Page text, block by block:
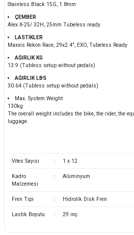
Stainless Black 15G, 1.8mm
ÇEMBER
Alex X-25/ 32H, 25mm Tubeless ready
LASTİKLER
Maxxis Rekon Race, 29x2.4", EXO, Tubeless Ready
AĞIRLIK KG
13.9 (Tubless setup without pedals)
AĞIRLIK LBS
30.64 (Tubless setup without pedals)
Max. System Weight
130kg
The overall weight includes the bike, the rider, the
luggage.
Vites Sayısı : 1 x 12
Kadro
Malzemesi
: Alüminyum
Fren Tipi : Hidrolik Disk Fren
Lastik Boyutu : 29 inç